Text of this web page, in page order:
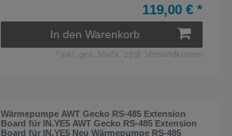
119,00 € *
In den Warenkorb
inkl. ges. MwSt. zzgl. Versandkosten
Wärmepumpe AWT Gecko RS-485 Extension
Board für IN.YE5 AWT Gecko RS-485 Extension
Board für IN.YE5 Neu Wärmepumpe RS-485